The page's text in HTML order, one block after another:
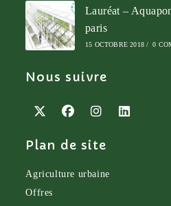
Lauréat –
paris
15 OCTOBRE 2018 / 0
Nous suivre
dans
nouvel
onglet
dans
nouvel
dans
nouvel
Plan de site
Agriculture urbaine
Offres